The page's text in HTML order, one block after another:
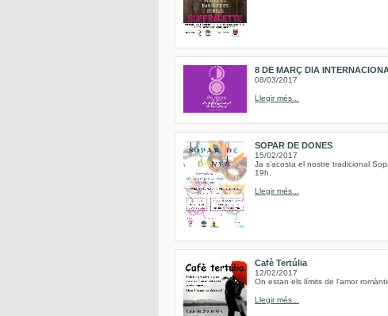
8 DE MARÇ DIA
08/03/2017
Llegir més...
SOPAR DE DONES
15/02/2017
Ja s'acosta el nostre tradicional
19h.
Llegir més...
Cafè Tertúlia
12/02/2017
On estan els límits de l'amor
Llegir més...